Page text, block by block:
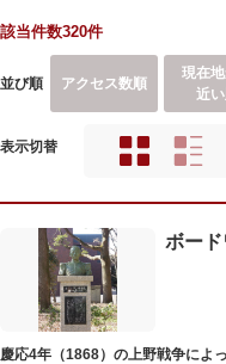
該当件数320件
並び順 アクセス数順
現在
近
表示切替
ボード
慶応4年（1868）の上野戦争によ